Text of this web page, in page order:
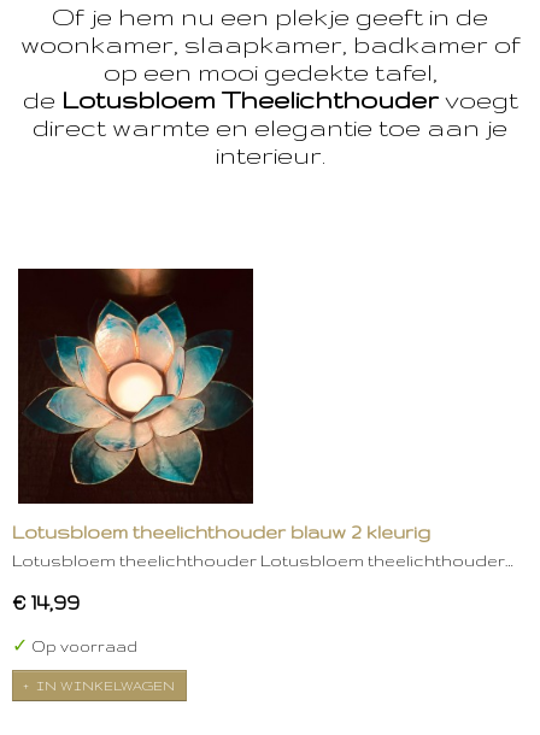
Of je hem nu een plekje geeft in de
woonkamer, slaapkamer, badkamer of
op een mooi gedekte tafel,
de Lotusbloem Theelichthoudervoegt
direct warmte en elegantie toe aan je
interieur.
Lotusbloem theelichthouder blauw 2 kleurig
Lotusbloem theelichthouder Lotusbloem theelichthouder…
€ 14,99
✓ Op voorraad
IN WINKELWAGEN